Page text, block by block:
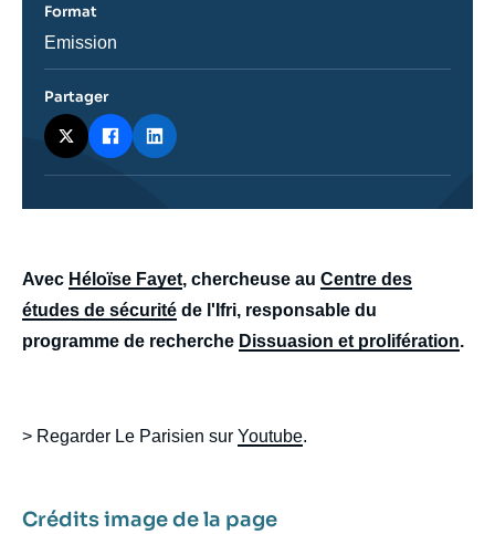
body
Avec Héloïse Fayet, chercheuse au Centre des
études de sécurité de l'Ifri, responsable du
programme de recherche Dissuasion et prolifération.
> Regarder Le Parisien sur Youtube.
ou
émission
Format
Catégorie
Emission
Partager
Crédits image de la page